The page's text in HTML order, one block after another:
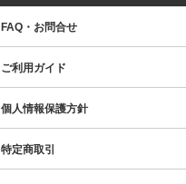
FAQ・お問合せ
ご利用ガイド
個人情報保護方針
特定商取引